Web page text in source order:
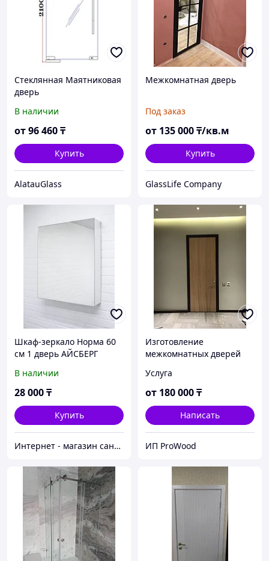
Стеклянная Маятниковая
дверь
В наличии
от96 460₸
Купить
АlatauGlass
Межкомнатная дверь
Под заказ
от 135 000₸/кв.м
Купить
GlassLife Company
Шкаф-зеркало Норма 60
см 1 дверь АЙСБЕРГ
В наличии
28 000₸
Купить
Интернет - магазин сантехники "Webremont"
Изготовление
межкомнатных дверей
Услуга
от 180 000₸
Написать
ИП ProWood